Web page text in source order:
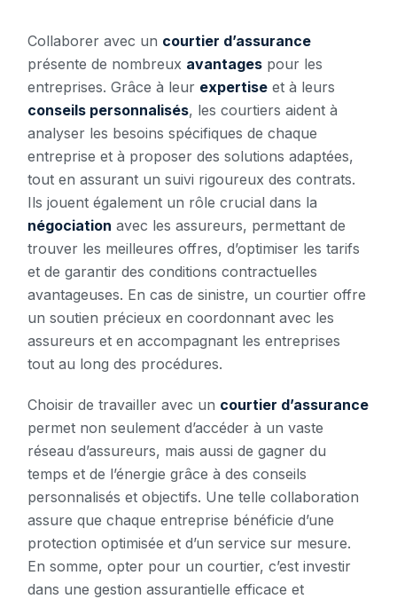
Collaborer avec un courtier d’assurance
présente de nombreux avantages pour les
entreprises. Grâce à leur expertise et à leurs
conseils personnalisés, les courtiers aident à
analyser les besoins spécifiques de chaque
entreprise et à proposer des solutions adaptées,
tout en assurant un suivi rigoureux des contrats.
Ils jouent également un rôle crucial dans la
négociation avec les assureurs, permettant de
trouver les meilleures offres, d’optimiser les tarifs
et de garantir des conditions contractuelles
avantageuses. En cas de sinistre, un courtier offre
un soutien précieux en coordonnant avec les
assureurs et en accompagnant les entreprises
tout au long des procédures.
Choisir de travailler avec un courtier d’assurance
permet non seulement d’accéder à un vaste
réseau d’assureurs, mais aussi de gagner du
temps et de l’énergie grâce à des conseils
personnalisés et objectifs. Une telle collaboration
assure que chaque entreprise bénéficie d’une
protection optimisée et d’un service sur mesure.
En somme, opter pour un courtier, c’est investir
dans une gestion assurantielle efficace et